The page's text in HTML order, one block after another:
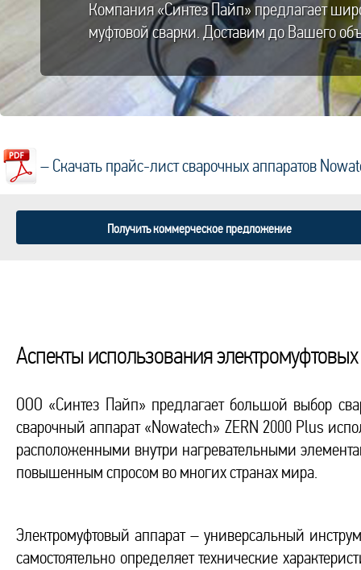
Компания «Синтез Пайп» предлагает
муфтовой сварки. Доставим до Вашего
– Скачать прайс-лист сварочных аппаратов
Получить коммерческое предложение
Аспекты использования
ООО «Синтез Пайп» предлагает большой выбор
сварочный аппарат «Nowatech» ZERN 2000 Plus
расположенными внутри нагревательными
повышенным спросом во многих странах мира.
Электромуфтовый аппарат – универсальный
самостоятельно определяет технические